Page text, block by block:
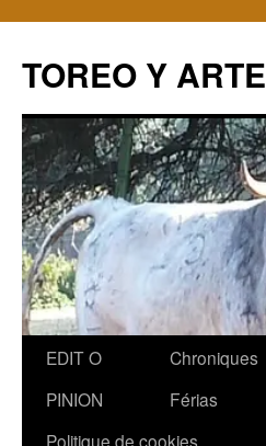
TOREO Y ARTE
Aller
contenu
EDIT O
PINION
Chroniques
Férias
Politique de cookies